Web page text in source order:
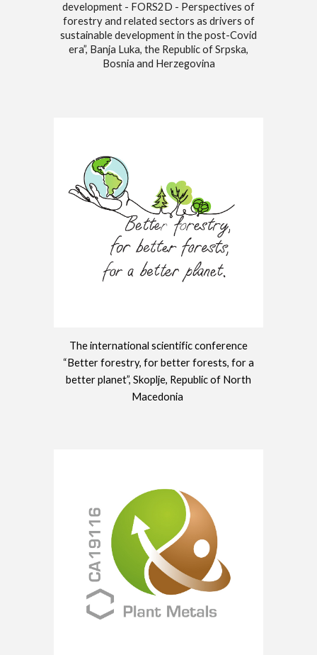
development - FORS2D - Perspectives of
forestry and related sectors as drivers of
sustainable development in the post-Covid
era”, Banja Luka, the Republic of Srpska,
Bosnia and Herzegovina
The international scientific conference
“Better forestry, for better forests, for a
better planet”, Skoplje, Republic of North
Macedonia